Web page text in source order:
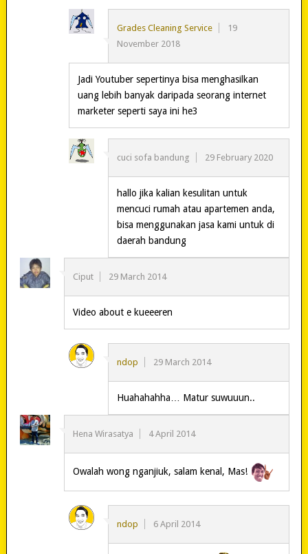
Grades Cleaning Service
19
November 2018
Jadi Youtuber sepertinya bisa menghasilkan
uang lebih banyak daripada seorang internet
marketer seperti saya ini he3
cuci sofa bandung 29 February 2020
hallo jika kalian kesulitan untuk
mencuci rumah atau apartemen anda,
bisa menggunakan jasa kami untuk di
daerah bandung
Ciput 29 March 2014
Video about e kueeeren
ndop 29 March 2014
Huahahahha… Matur suwuuun..
Hena Wirasatya 4 April 2014
Owalah wong nganjiuk, salam kenal, Mas!
ndop 6 April 2014